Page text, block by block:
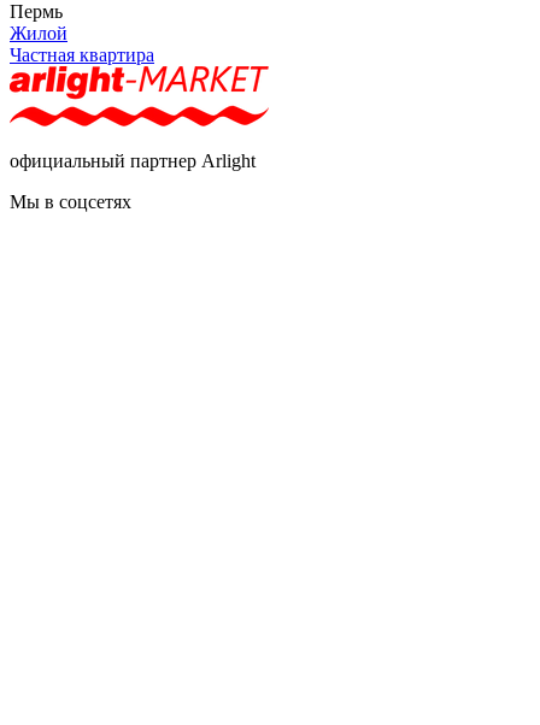
Пермь
Жилой
Частная квартира
официальный партнер Arlight
Мы в соцсетях